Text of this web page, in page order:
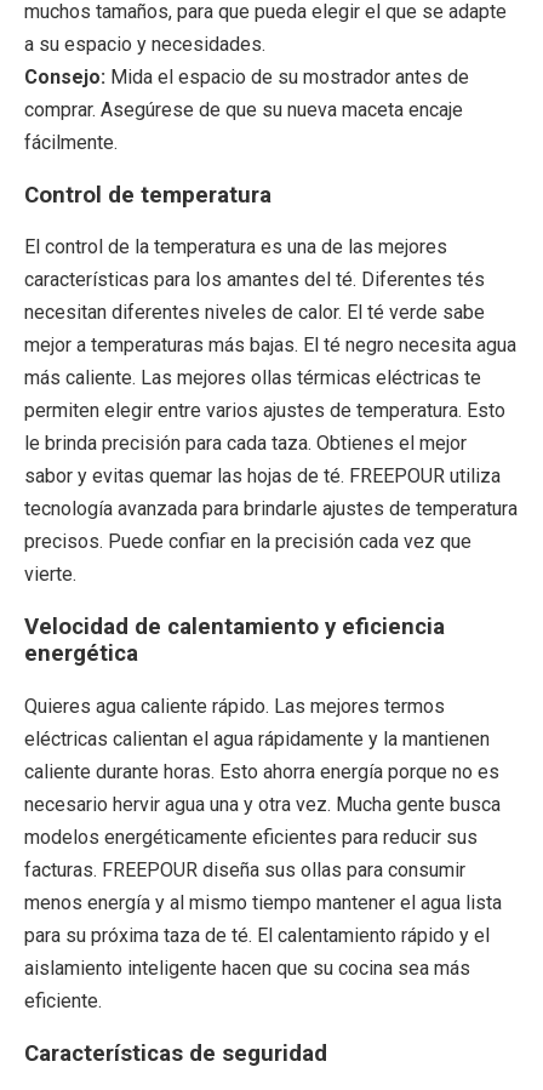
muchos tamaños, para que pueda elegir el que se adapte
a su espacio y necesidades.
Consejo: Mida el espacio de su mostrador antes de
comprar. Asegúrese de que su nueva maceta encaje
fácilmente.
Control de temperatura
El control de la temperatura es una de las mejores
características para los amantes del té. Diferentes tés
necesitan diferentes niveles de calor. El té verde sabe
mejor a temperaturas más bajas. El té negro necesita agua
más caliente. Las mejores ollas térmicas eléctricas te
permiten elegir entre varios ajustes de temperatura. Esto
le brinda precisión para cada taza. Obtienes el mejor
sabor y evitas quemar las hojas de té. FREEPOUR utiliza
tecnología avanzada para brindarle ajustes de temperatura
precisos. Puede confiar en la precisión cada vez que
vierte.
Velocidad de calentamiento y eficiencia
energética
Quieres agua caliente rápido. Las mejores termos
eléctricas calientan el agua rápidamente y la mantienen
caliente durante horas. Esto ahorra energía porque no es
necesario hervir agua una y otra vez. Mucha gente busca
modelos energéticamente eficientes para reducir sus
facturas. FREEPOUR diseña sus ollas para consumir
menos energía y al mismo tiempo mantener el agua lista
para su próxima taza de té. El calentamiento rápido y el
aislamiento inteligente hacen que su cocina sea más
eficiente.
Características de seguridad